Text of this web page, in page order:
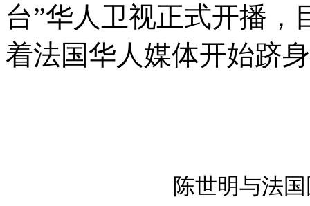
台”华人卫视正式开播
着法国华人媒体开始跻
陈世明与法